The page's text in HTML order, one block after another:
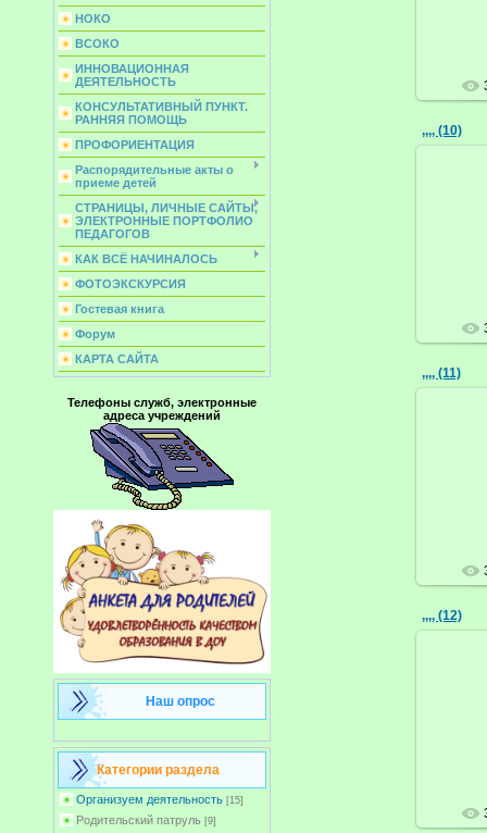
НОКО
ВСОКО
ИННОВАЦИОННАЯ
ДЕЯТЕЛЬНОСТЬ
КОНСУЛЬТАТИВНЫЙ ПУНКТ.
РАННЯЯ ПОМОЩЬ
ПРОФОРИЕНТАЦИЯ
Распорядительные акты о
приеме детей
СТРАНИЦЫ, ЛИЧНЫЕ САЙТЫ,
ЭЛЕКТРОННЫЕ ПОРТФОЛИО
ПЕДАГОГОВ
КАК ВСЁ НАЧИНАЛОСЬ
ФОТОЭКСКУРСИЯ
Гостевая книга
Форум
КАРТА САЙТА
Телефоны служб, электронные
адреса учреждений
Наш опрос
Категории раздела
Организуем деятельность [15]
Родительский патруль [9]
,,,, (10)
,,,, (11)
,,,, (12)